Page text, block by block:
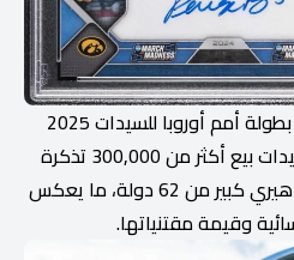
أمم أوروبا للسيدات 2025
شهدت بطولة أمم أوروبا للسيدات بيع أكثر من 300,000 تذكرة
قبل انطلاقها، مع إقبال جماهيري كبير من 62 دولة، ما يعكس
وقيمة مقتنياتها.